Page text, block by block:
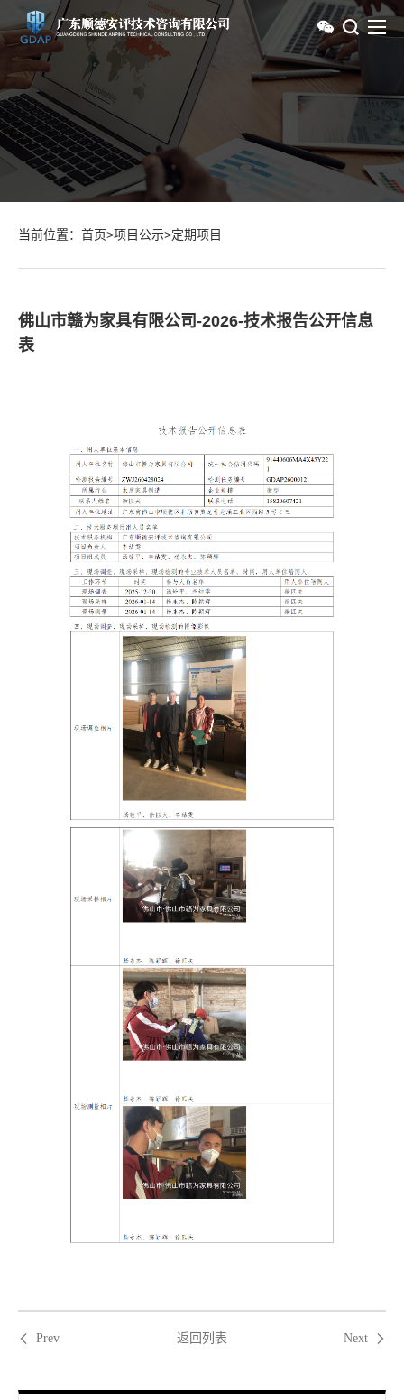
当前位置： 首页>项目公示>定期项目
佛山市赣为家具有限公司-2026-技术报告公开信息
表
Prev 返回列表 Next